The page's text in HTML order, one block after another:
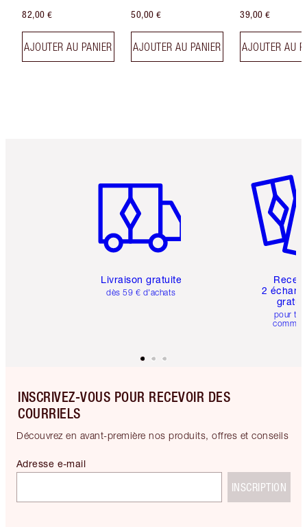
82,00 €
AJOUTER AU PANIER
50,00 €
AJOUTER AU PANIER
39,00 €
AJOUTER AU
Livraison gratuite
dès 59 € d'achats
2
pour
INSCRIVEZ-VOUS POUR RECEVOIR DES
COURRIELS
Découvrez en avant-première nos produits, offres et conseils
Adresse e-mail
INSCRIPTION